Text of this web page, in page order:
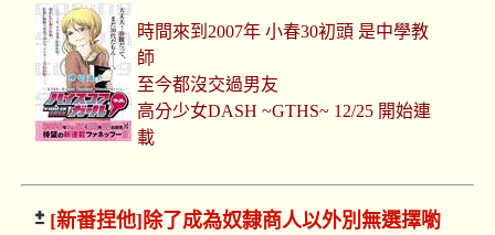
時間來到2007年 小春30初頭 是中學教
師
至今都沒交過男友
高分少女DASH ~GTHS~ 12/25 開始連
載
[新番捏他] 除了成為奴隸商人以外別無選擇喲